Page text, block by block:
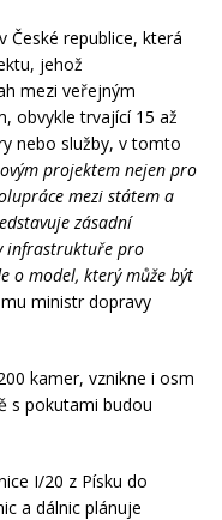
České republice, která
jehož
mezi veřejným
obvykle trvající 15 až
nebo služby, v tomto
projektem nejen pro
mezi státem a
zásadní
infrastruktuře pro
o model, který může být
ministr dopravy
kamer, vznikne i osm
s pokutami budou
I/20 z Písku do
a dálnic plánuje